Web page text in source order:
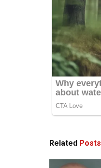
Related Posts